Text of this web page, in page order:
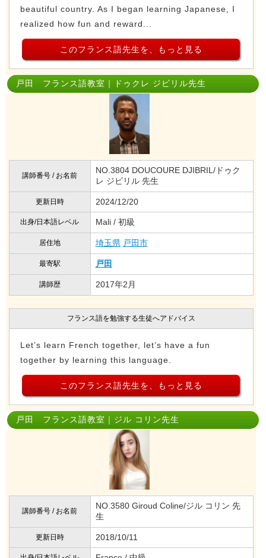
beautiful country. As I began learning Japanese, I
realized how fun and reward...
このフランス語先生を、もっと見る
戸田 フランス語教室｜ドゥクレ ジビリル先生
講師番号 / お名前
NO.3804 DOUCOURE DJIBRIL/ドゥク
レ ジビリル 先生
更新日時 2024/12/20
出身/日本語レベル Mali / 初級
居住地 埼玉県 戸田市
最寄駅 戸田
講師歴 2017年2月
フランス語を勉強する生徒へアドバイス
Let’s learn French together, let’s have a fun
together by learning this language.
このフランス語先生を、もっと見る
戸田 フランス語教室｜ジル コリン先生
講師番号 / お名前
NO.3580 Giroud Coline/ジル コリン 先
生
更新日時 2018/10/11